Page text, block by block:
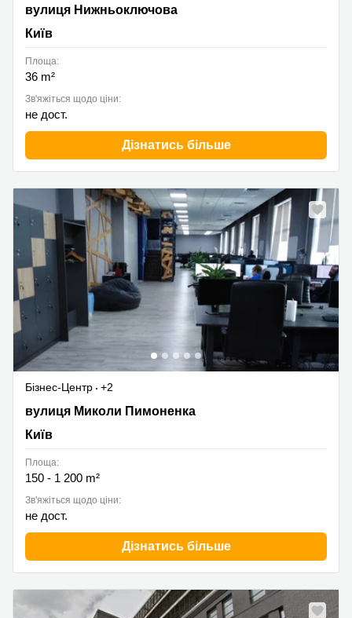
вулиця Нижньоключова 14, Київ
вулиця Нижньоключова
Київ
Площа:
36 m²
Зв'яжіться щодо ціни:
не дост.
Дізнатись більше
Бізнес-Центр
+2
вулиця Миколи Пимоненка 13, Київ
вулиця Миколи Пимоненка
Київ
Площа:
150 - 1 200 m²
Зв'яжіться щодо ціни:
не дост.
Дізнатись більше